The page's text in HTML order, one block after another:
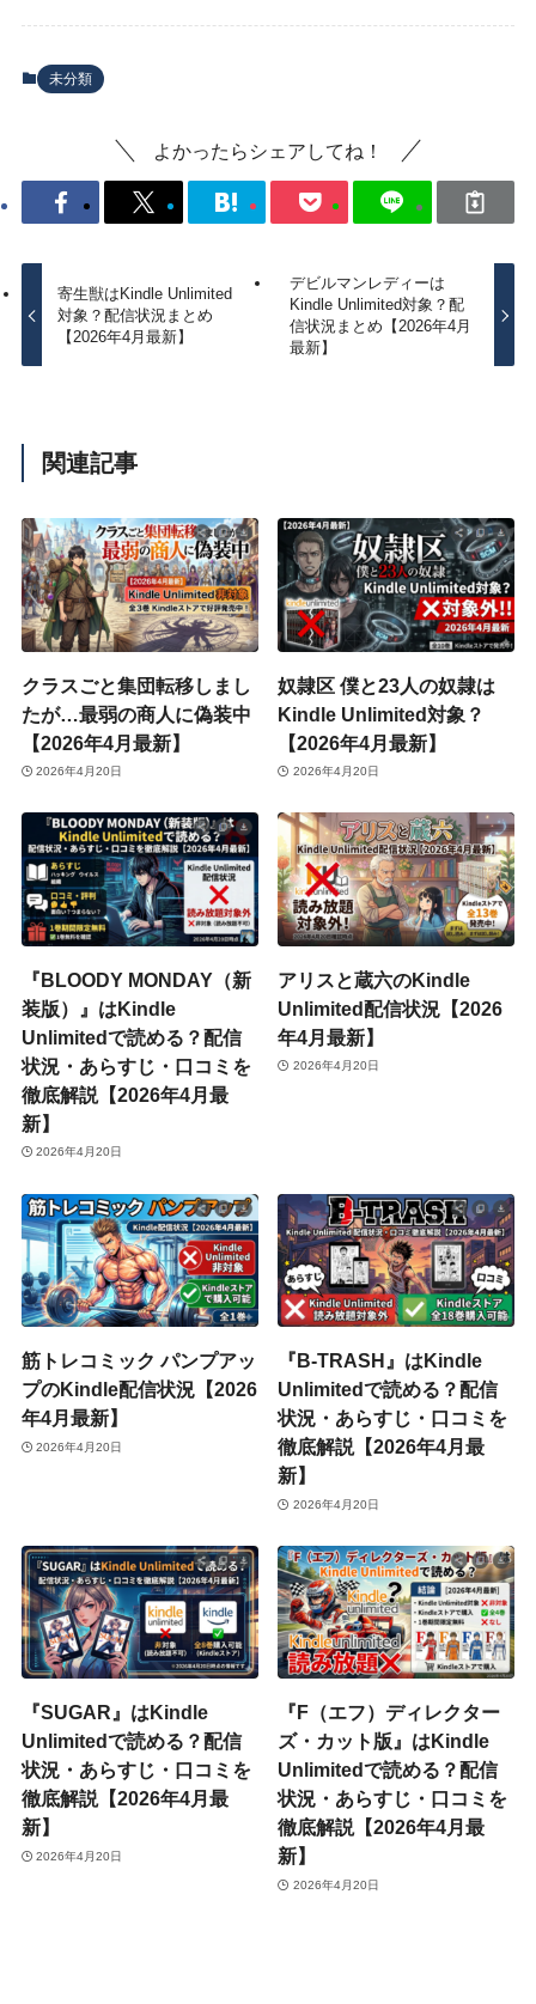
未分類
よかったらシェアしてね！
寄生獣はKindle Unlimited
対象？配信状況まとめ
【2026年4月最新】
デビルマンレディーは
Kindle Unlimited対象？配
信状況まとめ【2026年4月
最新】
関連記事
クラスごと集団転移しまし
たが…最弱の商人に偽装中
【2026年4月最新】
2026年4月20日
奴隷区 僕と23人の奴隷は
Kindle Unlimited対象？
【2026年4月最新】
2026年4月20日
『BLOODY MONDAY（新
装版）』はKindle
Unlimitedで読める？配信
状況・あらすじ・口コミを
徹底解説【2026年4月最
新】
2026年4月20日
アリスと蔵六のKindle
Unlimited配信状況【2026
年4月最新】
2026年4月20日
筋トレコミック パンプアッ
プのKindle配信状況【2026
年4月最新】
2026年4月20日
『B-TRASH』はKindle
Unlimitedで読める？配信
状況・あらすじ・口コミを
徹底解説【2026年4月最
新】
2026年4月20日
『SUGAR』はKindle
Unlimitedで読める？配信
状況・あらすじ・口コミを
徹底解説【2026年4月最
新】
2026年4月20日
『F（エフ）ディレクター
ズ・カット版』はKindle
Unlimitedで読める？配信
状況・あらすじ・口コミを
徹底解説【2026年4月最
新】
2026年4月20日